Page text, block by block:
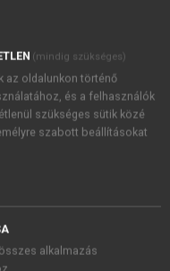
(mindig szükséges)
az oldalunkon történő
és a felhasználók
szükséges sütik közé
szabott beállításokat
alkalmazás